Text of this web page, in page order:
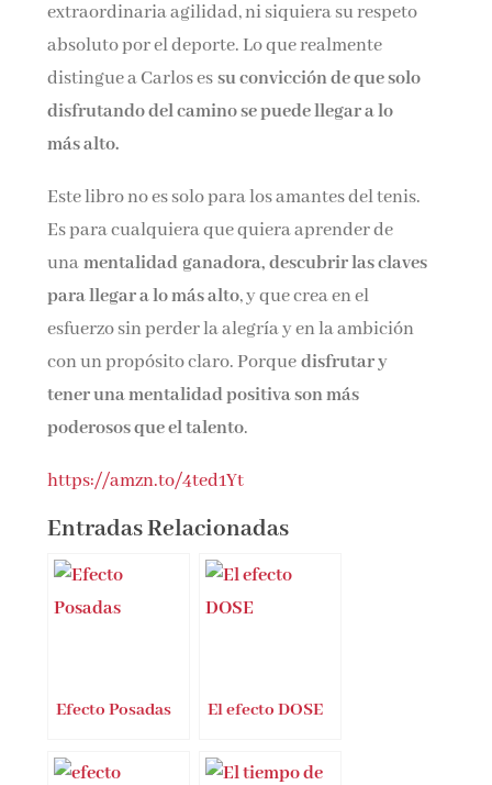
extraordinaria agilidad, ni siquiera su respeto
absoluto por el deporte. Lo que realmente
distingue a Carlos essu convicción de que solo
disfrutando del camino se puede llegar a lo
más alto.
Este libro no es solo para los amantes del tenis.
Es para cualquiera que quiera aprender de
unamentalidad ganadora, descubrir las claves
para llegar a lo más alto, y que crea en el
esfuerzo sin perder la alegría y en la ambición
con un propósito claro. Porquedisfrutar y
tener una mentalidad positiva son más
poderosos que el talento.
https://amzn.to/4ted1Yt
Entradas Relacionadas
Efecto Posadas El efecto DOSE